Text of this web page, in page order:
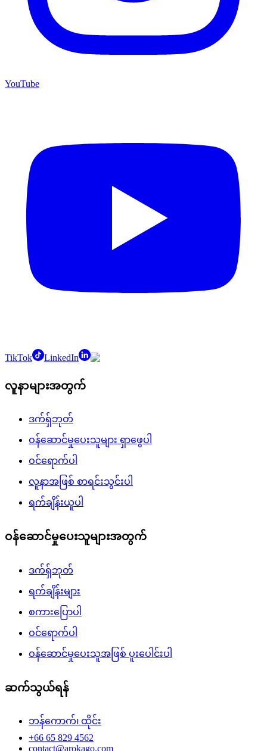
YouTube
TikTok LinkedIn
လူနာများအတွက်
ဒက်ရှ်ဘုတ်
ဝန်ဆောင်မှုပေးသူများ ရှာဖွေပါ
ဝင်ရောက်ပါ
လူနာအဖြစ် စာရင်းသွင်းပါ
ရက်ချိန်းယူပါ
ဝန်ဆောင်မှုပေးသူများအတွက်
ဒက်ရှ်ဘုတ်
ရက်ချိန်းများ
စကားပြောပါ
ဝင်ရောက်ပါ
ဝန်ဆောင်မှုပေးသူအဖြစ် ပူးပေါင်းပါ
ဆက်သွယ်ရန်
ဘန်ကောက်၊ ထိုင်း
+66 65 829 4562
contact@arokago.com